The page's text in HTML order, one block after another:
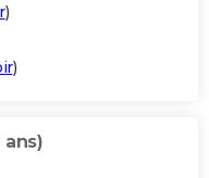
)
)
ans)